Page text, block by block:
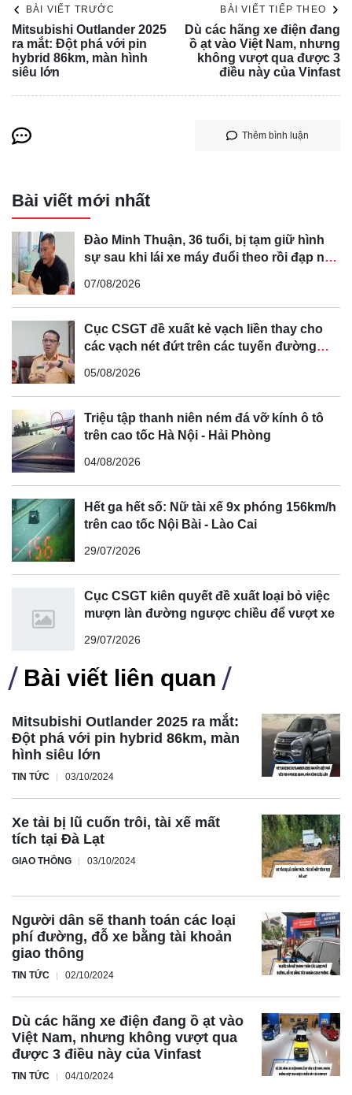
hơn động cơ cơ bản 1.285 USD cho năm 2024, vì vậy
cấp hơn của chiếc xe tải, do đó, việc loại bỏ động cơ cấp
thấp có thể đơn giản hóa quy trình sản xuất. Cả hai phiên
bản đều được sản xuất trên cùng một dây chuyền lắp ráp.
General Motors đang cố gắng tối đa hóa lợi nhuận từ các
phương tiện đốt trong của mình để bù đắp cho lợi nhuận
thấp của các phương tiện điện. Điều này áp dụng nhất cho
các xe bán tải và SUV của họ.
BÀI VIẾT TRƯỚC
Mitsubishi Outlander 2025
ra mắt: Đột phá với pin
hybrid 86km, màn hình
siêu lớn
BÀI VIẾT TIẾP THEO
Dù các hãng xe điện đang
ồ ạt vào Việt Nam, nhưng
không vượt qua được 3
điều này của Vinfast
Thêm bình luận
Bài viết mới nhất
Đào Minh Thuận, 36 tuổi, bị tạm giữ hình
sự sau khi lái xe máy đuổi theo rồi đạp ngã
07/08/2026
Cục CSGT đề xuất kẻ vạch liền thay cho
các vạch nét đứt trên các tuyến đường
05/08/2026
Triệu tập thanh niên ném đá vỡ kính ô tô
trên cao tốc Hà Nội - Hải Phòng
04/08/2026
Hết ga hết số: Nữ tài xế 9x phóng 156km/h
trên cao tốc Nội Bài - Lào Cai
29/07/2026
Cục CSGT kiên quyết đề xuất loại bỏ việc
mượn làn đường ngược chiều để vượt xe
29/07/2026
Bài viết liên quan
Mitsubishi Outlander 2025 ra mắt:
Đột phá với pin hybrid 86km, màn
hình siêu lớn
TIN TỨC 03/10/2024
Xe tải bị lũ cuốn trôi, tài xế mất
tích tại Đà Lạt
GIAO THÔNG 03/10/2024
Người dân sẽ thanh toán các loại
phí đường, đỗ xe bằng tài khoản
giao thông
TIN TỨC 02/10/2024
Dù các hãng xe điện đang ồ ạt vào
Việt Nam, nhưng không vượt qua
được 3 điều này của Vinfast
TIN TỨC 04/10/2024